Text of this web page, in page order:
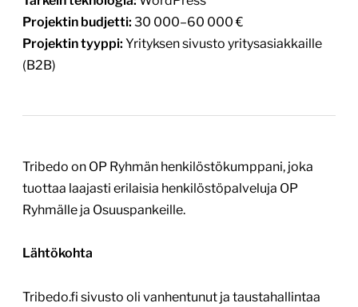
Projektin budjetti: 30 000–60 000 €
Projektin tyyppi: Yrityksen sivusto yritysasiakkaille
(B2B)
Tribedo on OP Ryhmän henkilöstökumppani, joka
tuottaa laajasti erilaisia henkilöstöpalveluja OP
Ryhmälle ja Osuuspankeille.
Lähtökohta
Tribedo.fi sivusto oli vanhentunut ja taustahallintaa